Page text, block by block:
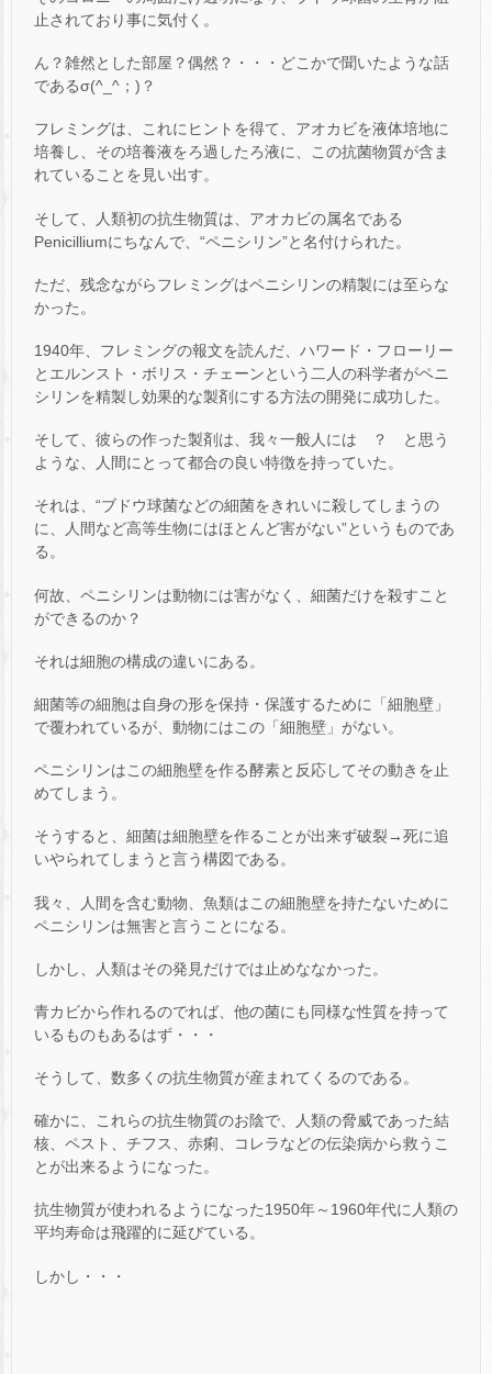
止されており事に気付く。
ん？雑然とした部屋？偶然？・・・どこかで聞いたような話
であるσ(^_^；)？
フレミングは、これにヒントを得て、アオカビを液体培地に
培養し、その培養液をろ過したろ液に、この抗菌物質が含ま
れていることを見い出す。
そして、人類初の抗生物質は、アオカビの属名である
Penicilliumにちなんで、“ペニシリン”と名付けられた。
ただ、残念ながらフレミングはペニシリンの精製には至らな
かった。
1940年、フレミングの報文を読んだ、ハワード・フローリー
とエルンスト・ボリス・チェーンという二人の科学者がペニ
シリンを精製し効果的な製剤にする方法の開発に成功した。
そして、彼らの作った製剤は、我々一般人には ？ と思う
ような、人間にとって都合の良い特徴を持っていた。
それは、“ブドウ球菌などの細菌をきれいに殺してしまうの
に、人間など高等生物にはほとんど害がない”というものであ
る。
何故、ペニシリンは動物には害がなく、細菌だけを殺すこと
ができるのか？
それは細胞の構成の違いにある。
細菌等の細胞は自身の形を保持・保護するために「細胞壁」
で覆われているが、動物にはこの「細胞壁」がない。
ペニシリンはこの細胞壁を作る酵素と反応してその動きを止
めてしまう。
そうすると、細菌は細胞壁を作ることが出来ず破裂→死に追
いやられてしまうと言う構図である。
我々、人間を含む動物、魚類はこの細胞壁を持たないために
ペニシリンは無害と言うことになる。
しかし、人類はその発見だけでは止めななかった。
青カビから作れるのでれば、他の菌にも同様な性質を持って
いるものもあるはず・・・
そうして、数多くの抗生物質が産まれてくるのである。
確かに、これらの抗生物質のお陰で、人類の脅威であった結
核、ペスト、チフス、赤痢、コレラなどの伝染病から救うこ
とが出来るようになった。
抗生物質が使われるようになった1950年～1960年代に人類の
平均寿命は飛躍的に延びている。
しかし・・・